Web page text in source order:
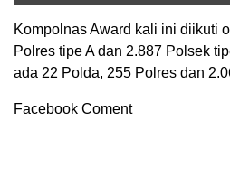
Kompolnas Award kali ini diikuti
Polres tipe A dan 2.887 Polsek
ada 22 Polda, 255 Polres dan
Facebook Coment